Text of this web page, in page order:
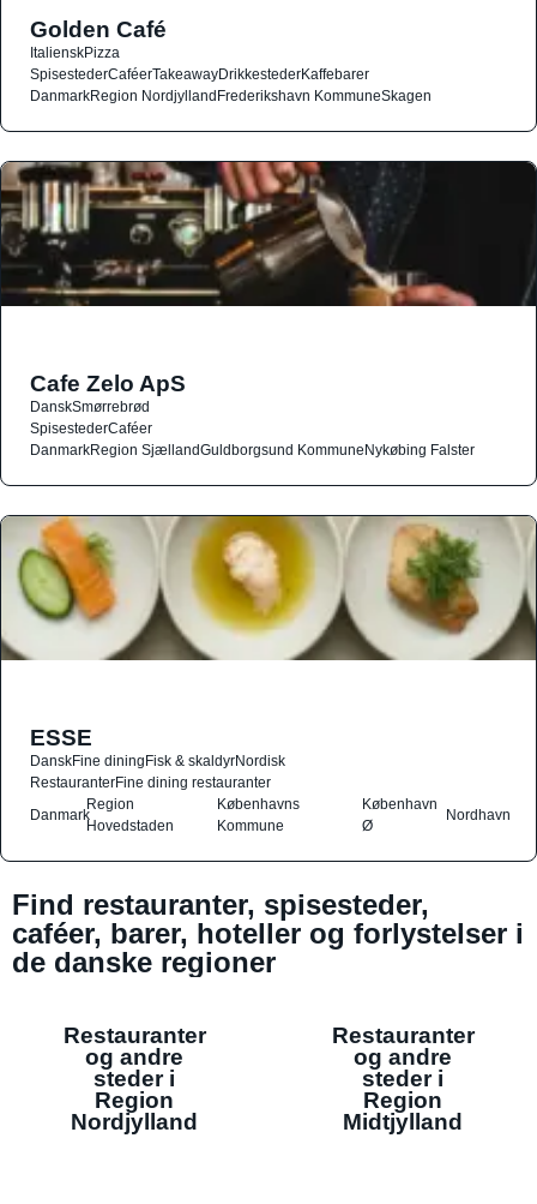
Golden Café
ItalienskPizza
SpisestederCaféerTakeawayDrikkestederKaffebarer
DanmarkRegion NordjyllandFrederikshavn KommuneSkagen
Cafe Zelo ApS
DanskSmørrebrød
SpisestederCaféer
DanmarkRegion SjællandGuldborgsund KommuneNykøbing Falster
ESSE
DanskFine diningFisk & skaldyrNordisk
RestauranterFine dining restauranter
Danmark
Region
Hovedstaden
Københavns
Kommune
København
Ø
Nordhavn
Find restauranter, spisesteder,
caféer, barer, hoteller og forlystelser i
de danske regioner
Restauranter
og andre
steder i
Region
Nordjylland
Restauranter
og andre
steder i
Region
Midtjylland